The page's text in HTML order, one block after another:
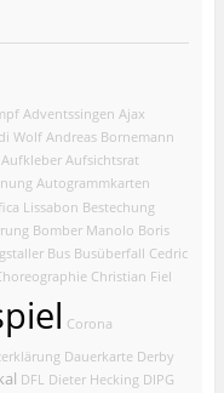
Adventssingen Ajax
Wolf Andreas Bornemann
Aufkleber Aufsichtsrat
Autogrammkarten
Lissabon Bestechung
Bomber Manolo Boris
Bus Busüberfall Cedric
Christian Fiel
Corona
Dauerkarte Derby
DFL Dieter Hecking DIPG